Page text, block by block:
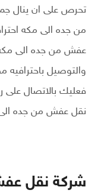
تحرص على ان ينال
من جده الى مكه
عفش من جده الى مكه
والتوصيل باحترافيه
فعليك بالاتصال
نقل عفش من جده الى
شركة نقل